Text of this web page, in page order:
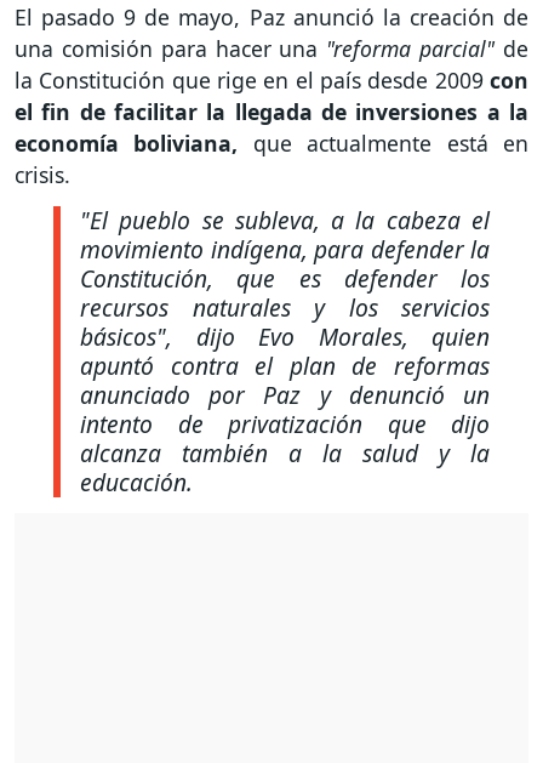
El pasado 9 de mayo, Paz anunció la creación de
una comisión para hacer una "reforma parcial"de
la Constitución que rige en el país desde 2009 con
el fin de facilitar la llegada de inversiones a la
economía boliviana, que actualmente está en
crisis.
"El pueblo se subleva, a la cabeza el
movimiento indígena, para defender la
Constitución, que es defender los
recursos naturales y los servicios
básicos", dijo Evo Morales, quien
apuntó contra el plan de reformas
anunciado por Paz y denunció un
intento de privatización que dijo
alcanza también a la salud y la
educación.